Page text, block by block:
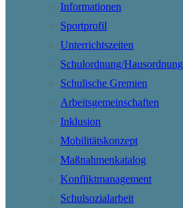
Informationen
Sportprofil
Unterrichtszeiten
Schulordnung/Hausordnung
Schulische Gremien
Arbeitsgemeinschaften
Inklusion
Mobilitätskonzept
Maßnahmenkatalog
Konfliktmanagement
Schulsozialarbeit